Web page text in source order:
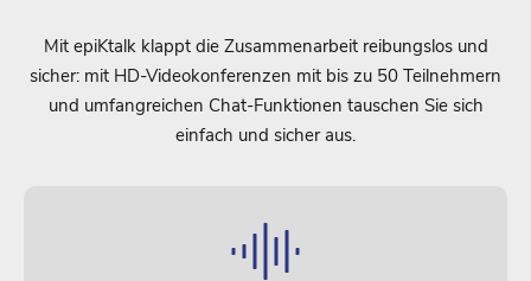
Mit epiKtalk klappt die Zusammenarbeit reibungslos und
sicher: mit HD-Videokonferenzen mit bis zu 50 Teilnehmern
und umfangreichen Chat-Funktionen tauschen Sie sich
einfach und sicher aus.